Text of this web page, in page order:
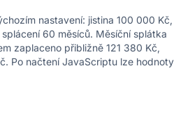
nastavení: jistina 100 000 Kč,
60 měsíců. Měsíční splátka
zaplaceno přibližně 121 380 Kč,
Po načtení JavaScriptu lze hodnoty